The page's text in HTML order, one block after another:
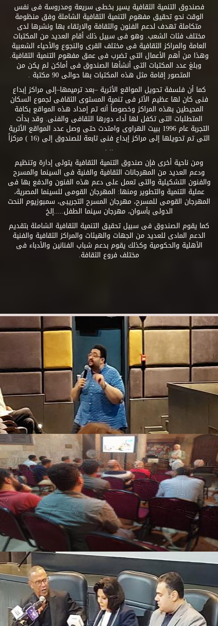
فصندوق التنمية الثقافية يسير بخطى سريعة ومدروسة فى نفس
الوقت نحو تحقيق مفهوم التنمية الثقافية الشاملة وفق منظومة
متكاملة تهدف لدعم الفنون والثقافة والارتقاء بها ونشرها لدى
مختلف فئات الشعب. وهو فى سبيل ذلك أقام العديد من المكتبات
العامة والمراكز الثقافية فى مختلف القرى والنجوع والأحياء الشعبية
وهذا من أهم الأعمال التى تضرب فى عمق مفهوم التنمية الثقافية.
وبلغ عدد المكتبات التى أنشأها الصندوق فى أماكن لم يكن من
المتصور إقامة مثل هذه المكتبات بها حوالى 90 مكتبة .
كما أن فلسفة تحويل المواقع الأثرية –بعد ترميمها–إلى مراكز إبداع
فنى كان لها عظيم الأثر فى تنمية المستوى الثقافى لجموع السكان
المحيطين بهذه المراكز وخصوصاً أنه تم إمداد هذه المواقع بكافة
المتطلبات التى تكفل لها أداء دورها الثقافى والفنى. وقد بدأت
التجربة عام 1996 ببيت الهراوى وامتدت حتى وصل عدد المواقع الأثرية
التى تم تحويلها إلى مراكز إبداع فنى تابعة للصندوق إلى (16 ) مركزاً
.. .
ومن ناحية أخرى فإن صندوق التنمية الثقافية يتولى إدارة وتنظيم
ودعم العديد من المهرجانات الثقافية والفنية فى السينما والمسرح
والفنون التشكيلية والتى تعمل على دعم هذه الفنون والدفع بها فى
عملية التنمية والتطوير ومنها: المهرجان القومى للسينما المصرية،
المهرجان القومى للمسرح، مهرجان المسرح التجريبى، سمبوزيوم النحت
الدولى بأسوان، مهرجان سينما الطفل.....إلخ
كما يقوم الصندوق فى سبيل تحقيق التنمية الثقافية الشاملة بتقديم
الدعم المادى للعديد من الجهات والهيئات والمراكز الثقافية والفنية
الأهلية والحكومية وكذلك يقوم بدعم شباب الفنانين والأدباء فى
مختلف فروع الثقافة.